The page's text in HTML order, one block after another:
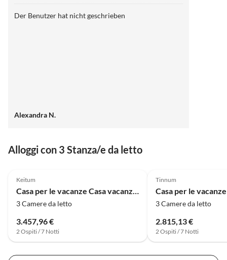
Der Benutzer hat nicht geschrieben
Alexandra N.
Alloggi con 3 Stanza/e da letto
Keitum
Casa per le vacanze Casa vacanze Käpt'n Karl Keitum / Sylt
3 Camere da letto
3.457,96 €
2 Ospiti / 7 Notti
Tinnum
3 Camere da letto
2.815,13 €
2 Ospiti / 7 Notti